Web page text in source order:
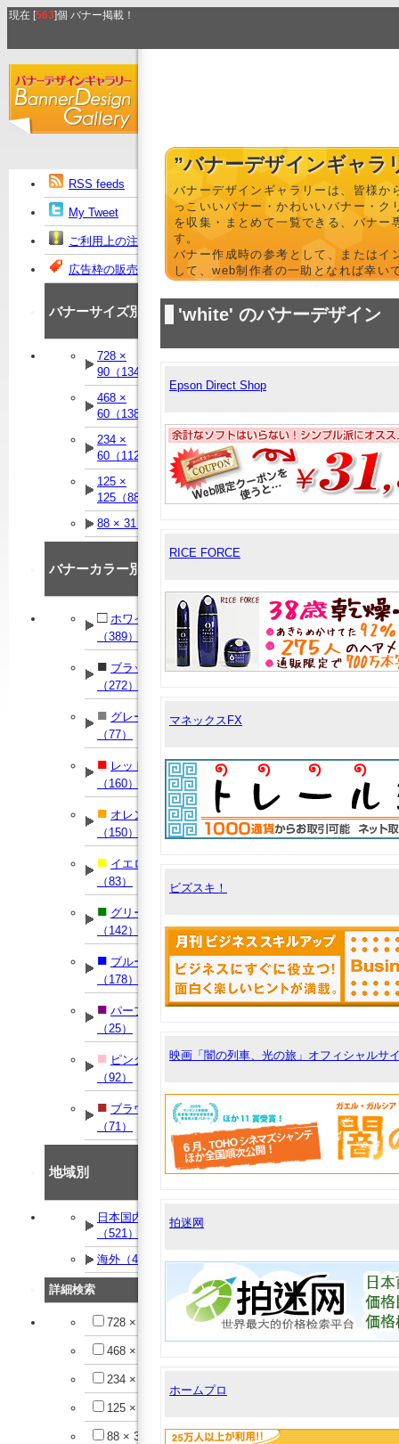
現在 [563]個 バナー掲載！
RSS feeds
My Tweet
ご利用上の注意
広告枠の販売
バナーサイズ別
728 ×
90（134）
468 ×
60（138）
234 ×
60（112）
125 ×
125（88）
88 × 31（90）
バナーカラー別
□ ホワイト
（389）
■ ブラック
（272）
■ グレー
（77）
■ レッド
（160）
■ オレンジ
（150）
■ イエロー
（83）
■ グリーン
（142）
■ ブルー
（178）
■ パープル
（25）
■ ピンク
（92）
■ ブラウン
（71）
地域別
日本国内
（521）
海外（42）
詳細検索
728 × 90
468 × 60
234 × 60
125 × 125
88 × 31
”バナーデザインギャラ
バナーデザインギャラリーは、皆様か
っこいいバナー・かわいいバナー・ク
を収集・まとめて一覧できる、バナー
す。
バナー作成時の参考として、またはイ
して、web制作者の一助となれば幸い
'white' のバナーデザイン
Epson Direct Shop
RICE FORCE
マネックスFX
ビズスキ！
映画「闇の列車、光の旅」オフィシャルサ
拍迷网
ホームプロ